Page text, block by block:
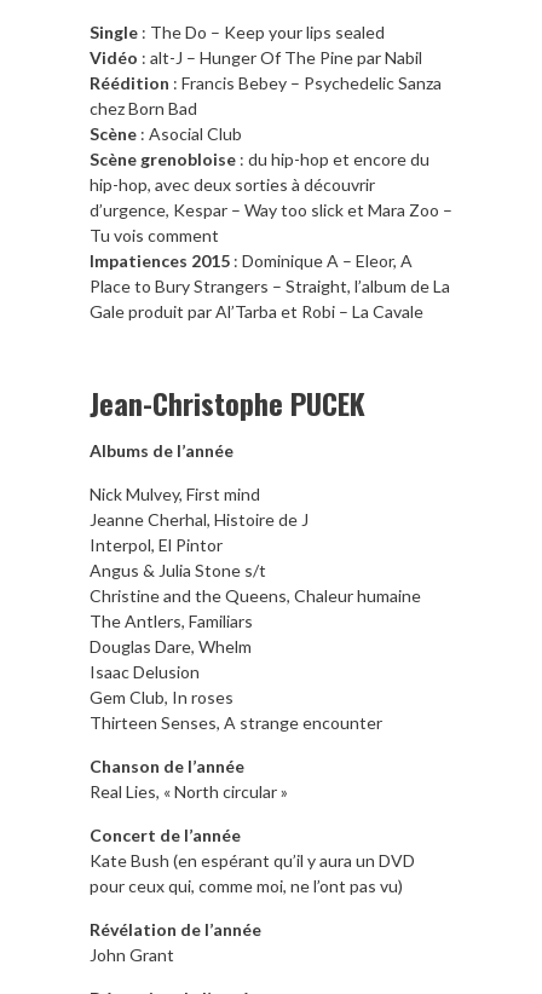
Single : The Do – Keep your lips sealed
Vidéo : alt-J – Hunger Of The Pine par Nabil
Réédition : Francis Bebey – Psychedelic Sanza
chez Born Bad
Scène : Asocial Club
Scène grenobloise : du hip-hop et encore du
hip-hop, avec deux sorties à découvrir
d’urgence, Kespar – Way too slick et Mara Zoo –
Tu vois comment
Impatiences 2015 : Dominique A – Eleor, A
Place to Bury Strangers – Straight, l’album de La
Gale produit par Al’Tarba et Robi – La Cavale
Jean-Christophe PUCEK
Albums de l’année
Nick Mulvey, First mind
Jeanne Cherhal, Histoire de J
Interpol, El Pintor
Angus & Julia Stone s/t
Christine and the Queens, Chaleur humaine
The Antlers, Familiars
Douglas Dare, Whelm
Isaac Delusion
Gem Club, In roses
Thirteen Senses, A strange encounter
Chanson de l’année
Real Lies, « North circular »
Concert de l’année
Kate Bush (en espérant qu’il y aura un DVD
pour ceux qui, comme moi, ne l’ont pas vu)
Révélation de l’année
John Grant